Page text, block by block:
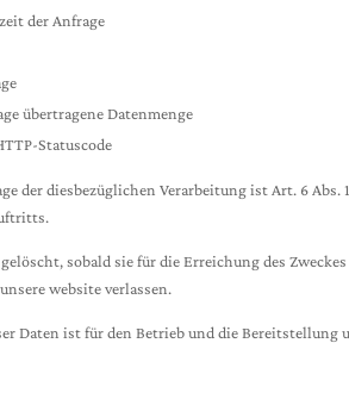
der Anfrage
übertragene Datenmenge
Statuscode
der diesbezüglichen Verarbeitung ist Art. 6
sobald sie für die Erreichung des
website verlassen.
Daten ist für den Betrieb und die